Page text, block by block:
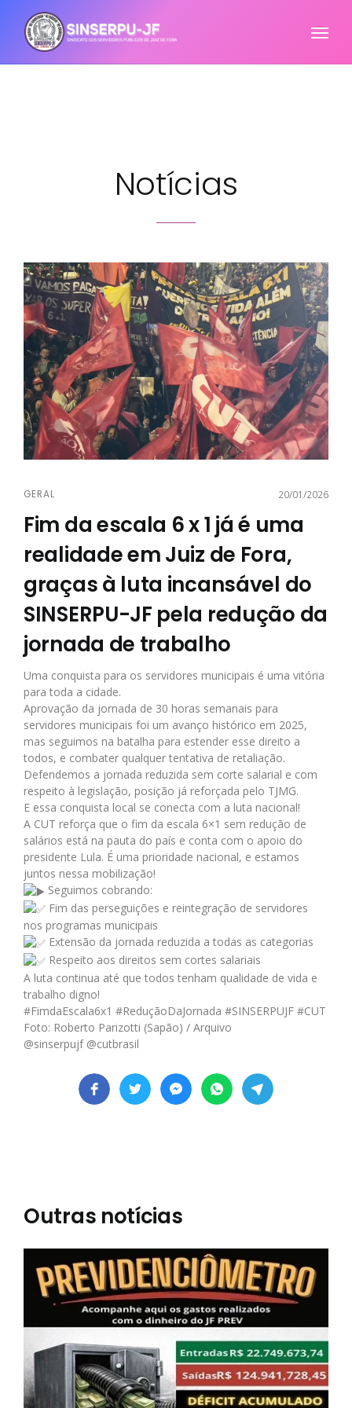
Notícias
GERAL 20/01/2026
Fim da escala 6 x 1 já é uma
realidade em Juiz de Fora,
graças à luta incansável do
SINSERPU-JF pela redução da
jornada de trabalho
Uma conquista para os servidores municipais é uma vitória
para toda a cidade.
Aprovação da jornada de 30 horas semanais para
servidores municipais foi um avanço histórico em 2025,
mas seguimos na batalha para estender esse direito a
todos, e combater qualquer tentativa de retaliação.
Defendemos a jornada reduzida sem corte salarial e com
respeito à legislação, posição já reforçada pelo TJMG.
E essa conquista local se conecta com a luta nacional!
A CUT reforça que o fim da escala 6×1 sem redução de
salários está na pauta do país e conta com o apoio do
presidente Lula. É uma prioridade nacional, e estamos
juntos nessa mobilização!
Seguimos cobrando:
Fim das perseguições e reintegração de servidores
nos programas municipais
Extensão da jornada reduzida a todas as categorias
Respeito aos direitos sem cortes salariais
A luta continua até que todos tenham qualidade de vida e
trabalho digno!
#FimdaEscala6x1 #ReduçãoDaJornada #SINSERPUJF #CUT
Foto: Roberto Parizotti (Sapão) / Arquivo
@sinserpujf @cutbrasil
Outras notícias